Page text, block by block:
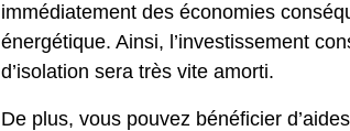
immédiatement des économies
énergétique. Ainsi, l’investissement
d’isolation sera très vite amorti.
De plus, vous pouvez bénéficier